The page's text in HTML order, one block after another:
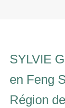
SYLVIE
en Feng
Région